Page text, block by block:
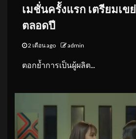
เมชั่นครั้งแรก เตรียมเข
ตลอดปี
2 เดือน ago admin
ตอกย้ำการเป็นผู้ผลิต...